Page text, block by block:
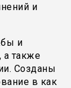
и
и
а также
Созданы
в как